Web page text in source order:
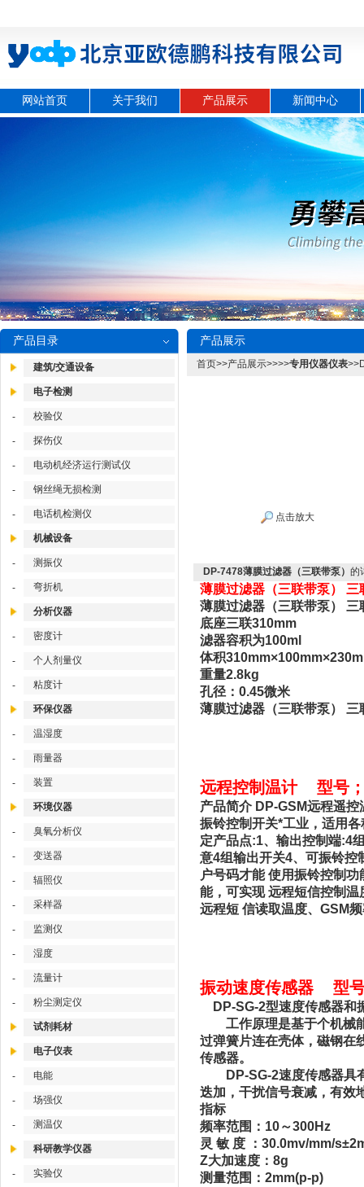
网站首页 关于我们 产品展示 新闻中心
产品目录
建筑/交通设备
电子检测
- 校验仪
- 探伤仪
- 电动机经济运行测试仪
- 钢丝绳无损检测
- 电话机检测仪
机械设备
- 测振仪
- 弯折机
分析仪器
- 密度计
- 个人剂量仪
- 粘度计
环保仪器
- 温湿度
- 雨量器
- 装置
环境仪器
- 臭氧分析仪
- 变送器
- 辐照仪
- 采样器
- 监测仪
- 湿度
- 流量计
- 粉尘测定仪
试剂耗材
电子仪表
- 电能
- 场强仪
- 测温仪
科研教学仪器
- 实验仪
产品展示
首页>>产品展示>>>>专用仪器仪表
点击放大
DP-7478薄膜过滤器（三联带泵） 的
薄膜过滤器（三联带泵）
薄膜过滤器（三联带泵）
底座三联310mm
滤器容积为100ml
体积
重量2.8kg
孔径：0.45微米
薄膜过滤器（三联带泵）
远程控制温计 型号
产品简介 DP-GSM远程遥
振铃控制开关*工业，适用
定产品点:1、输出控制端:4
意4组输出开关4、可振铃控
户号码才能 使用振铃控制
能，可实现 远程短信控制
远程短 信读取温度、GSM
振动速度传感器 型
DP-SG-2型速度传感器和
工作原理是基于个机械能
过弹簧片连在壳体，磁钢在
传感器。
DP-SG-2速度传感器具有
迭加，干扰信号衰减，有效
指标
频率范围：10～300Hz
灵 敏 度 ：30.0mv/mm/
Z大加速度：8g
测量范围：2mm(p-p)